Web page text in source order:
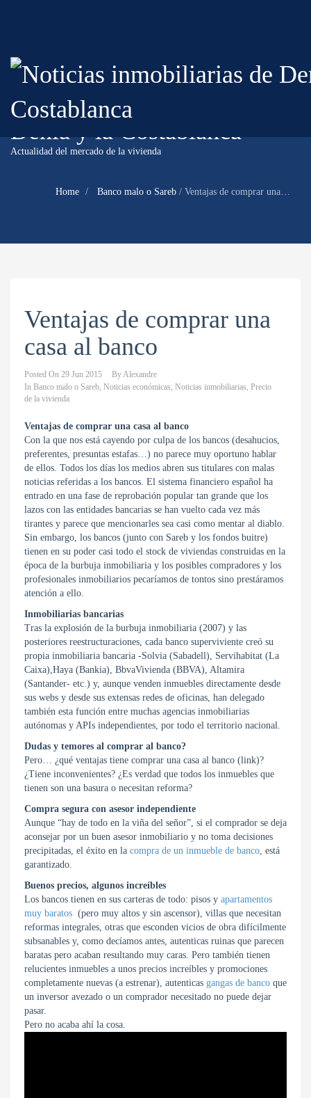
Noticias inmobiliarias de
Denia y la Costablanca
Actualidad del mercado de la vivienda
Home Banco malo o Sareb / Ventajas de comprar una casa al banco
Ventajas de comprar una
casa al banco
Posted On 29 Jun 2015 ByAlexandre
In Banco malo o Sareb, Noticias económicas, Noticias inmobiliarias, Precio
de la vivienda
Ventajas de comprar una casa al banco
Con la que nos está cayendo por culpa de los bancos (desahucios,
preferentes, presuntas estafas…) no parece muy oportuno hablar
de ellos. Todos los días los medios abren sus titulares con malas
noticias referidas a los bancos. El sistema financiero español ha
entrado en una fase de reprobación popular tan grande que los
lazos con las entidades bancarias se han vuelto cada vez más
tirantes y parece que mencionarles sea casi como mentar al diablo.
Sin embargo, los bancos (junto con Sareb y los fondos buitre)
tienen en su poder casi todo el stock de viviendas construidas en la
época de la burbuja inmobiliaria y los posibles compradores y los
profesionales inmobiliarios pecaríamos de tontos sino prestáramos
atención a ello.
Inmobiliarias bancarias
Tras la explosión de la burbuja inmobiliaria (2007) y las
posteriores reestructuraciones, cada banco superviviente creó su
propia inmobiliaria bancaria -Solvia (Sabadell), Servihabitat (La
Caixa),Haya (Bankia), BbvaVivienda (BBVA), Altamira
(Santander- etc.) y, aunque venden inmuebles directamente desde
sus webs y desde sus extensas redes de oficinas, han delegado
también esta función entre muchas agencias inmobiliarias
autónomas y APIs independientes, por todo el territorio nacional.
Dudas y temores al comprar al banco?
Pero… ¿qué ventajas tiene comprar una casa al banco (link)?
¿Tiene inconvenientes? ¿Es verdad que todos los inmuebles que
tienen son una basura o necesitan reforma?
Compra segura con asesor independiente
Aunque “hay de todo en la viña del señor”, si el comprador se deja
aconsejar por un buen asesor inmobiliario y no toma decisiones
precipitadas, el éxito en la compra de un inmueble de banco, está
garantizado.
Buenos precios, algunos increíbles
Los bancos tienen en sus carteras de todo: pisos y apartamentos
muy baratos (pero muy altos y sin ascensor), villas que necesitan
reformas integrales, otras que esconden vicios de obra difícilmente
subsanables y, como decíamos antes, autenticas ruinas que parecen
baratas pero acaban resultando muy caras. Pero también tienen
relucientes inmuebles a unos precios increíbles y promociones
completamente nuevas (a estrenar), autenticas gangas de banco que
un inversor avezado o un comprador necesitado no puede dejar
pasar.
Pero no acaba ahí la cosa.